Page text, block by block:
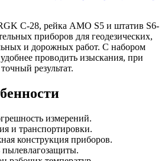
C-28, рейка AMO S5 и штатив S6-
приборов для геодезических,
и дорожных работ. С набором
проводить изыскания, при
результат.
измерений.
и транспортировки.
конструкция приборов.
пылевлагозащиты.